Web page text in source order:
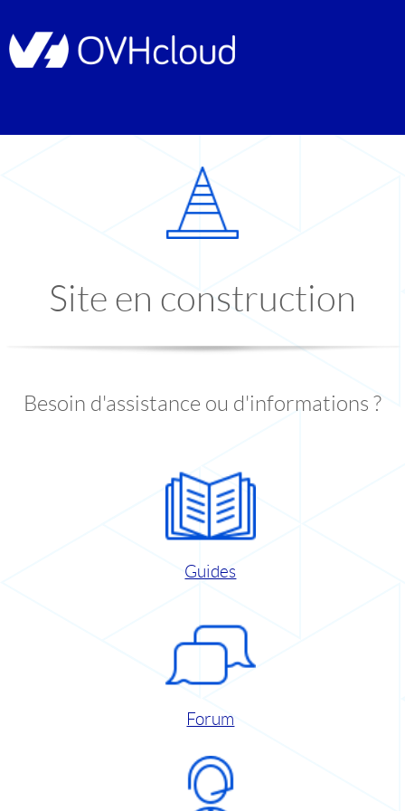
Site en construction
Besoin d'assistance ou d'informations ?
Guides
Forum